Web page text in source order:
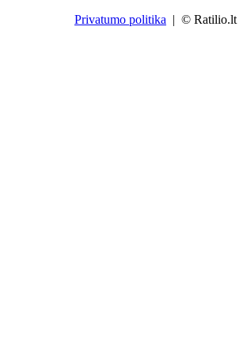
Privatumo politika | © Ratilio.lt